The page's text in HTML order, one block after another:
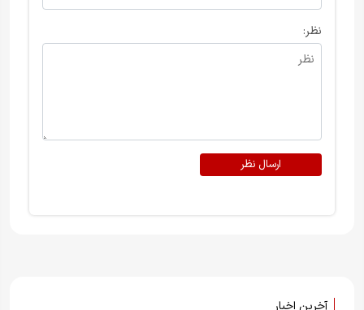
نظر:
ارسال نظر
آخرین اخبار